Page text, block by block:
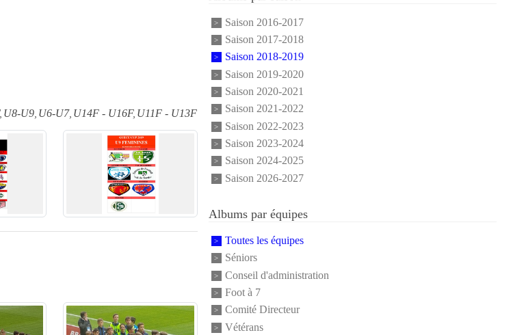
U8-U9 U6-U7 U14F - U16F U11F - U13F
Saison 2016-2017
Saison 2017-2018
Saison 2018-2019
Saison 2019-2020
Saison 2020-2021
Saison 2021-2022
Saison 2022-2023
Saison 2023-2024
Saison 2024-2025
Saison 2026-2027
Albums par équipes
Toutes les équipes
Séniors
Conseil d'administration
Foot à 7
Comité Directeur
Vétérans